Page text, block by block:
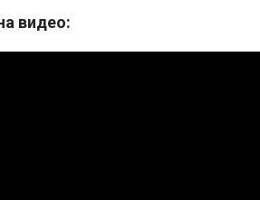
видео: